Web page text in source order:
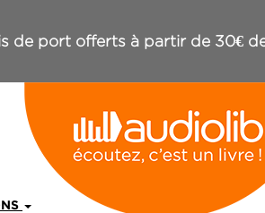
de port offerts à partir de 30€